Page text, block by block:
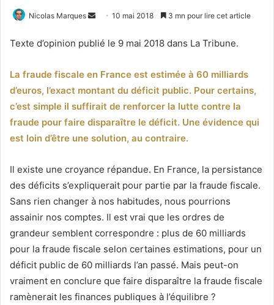
Nicolas Marques
Envoyer
courriel
10 mai 2018 3 mn pour lire cet article
Texte d’opinion publié le 9 mai 2018 dans La Tribune.
La fraude fiscale en France est estimée à 60 milliards
d’euros, l’exact montant du déficit public. Pour certains,
c’est simple il suffirait de renforcer la lutte contre la
fraude pour faire disparaître le déficit. Une évidence qui
est loin d’être une solution, au contraire.
Il existe une croyance répandue. En France, la persistance
des déficits s’expliquerait pour partie par la fraude fiscale.
Sans rien changer à nos habitudes, nous pourrions
assainir nos comptes. Il est vrai que les ordres de
grandeur semblent correspondre : plus de 60 milliards
pour la fraude fiscale selon certaines estimations, pour un
déficit public de 60 milliards l’an passé. Mais peut-on
vraiment en conclure que faire disparaître la fraude fiscale
ramènerait les finances publiques à l’équilibre ?